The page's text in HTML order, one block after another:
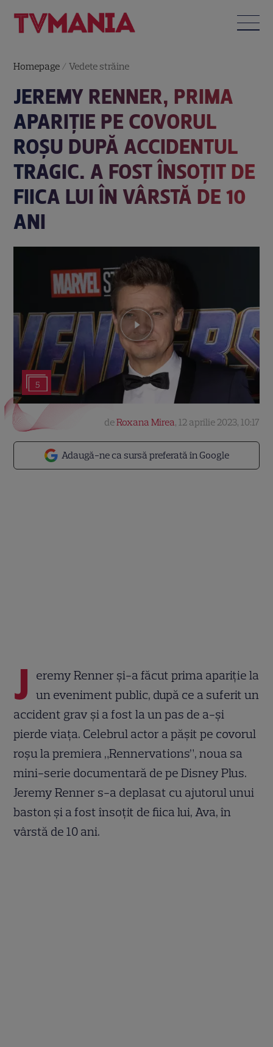
Homepage /Vedete străine
JEREMY RENNER, PRIMA
APARIȚIE PE COVORUL
ROȘU DUPĂ ACCIDENTUL
TRAGIC. A FOST ÎNSOȚIT DE
FIICA LUI ÎN VÂRSTĂ DE 10
ANI
5
Adaugă-ne ca sursă preferată în Google
deRoxana Mirea, 12 aprilie 2023, 10:17
J
eremy Renner și-a făcut prima apariție la
un eveniment public, după ce a suferit un
accident grav și a fost la un pas de a-și
pierde viața. Celebrul actor a pășit pe covorul
roșu la premiera „Rennervations”, noua sa
mini-serie documentară de pe Disney Plus.
Jeremy Renner s-a deplasat cu ajutorul unui
baston și a fost însoțit de fiica lui, Ava, în
vârstă de 10 ani.